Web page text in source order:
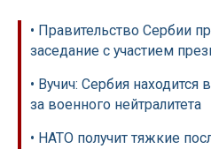
• Правительство Сербии
заседание с участием
• Вучич: Сербия
за военного нейтралитета
• НАТО получит тяжкие